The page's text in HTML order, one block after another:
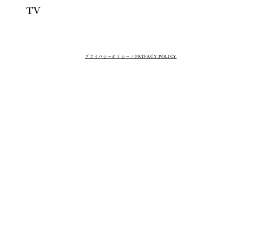
TV
プライバシーポリシー / PRIVACY POLICY